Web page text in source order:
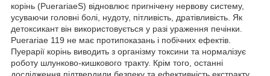
корінь (PuerariaeS) відновлює пригнічену нервову систему,
усуваючи головні болі, нудоту, пітливість, дратівливість. Як
детоксикант він використовується у разі ураження печінки.
Puerariae 119 не має протипоказань і побічних ефектів.
Пуерарії корінь виводить з організму токсини та нормалізує
роботу шлунково-кишкового тракту. Крім того, останні
дослідження підтвердили безпеку та ефективність екстракту